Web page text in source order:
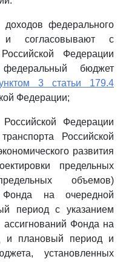
федерального
и согласовывают с
Федерации
бюджет
3 статьи 179.4
Федерации;
Федерации
Российской
развития
предельных
объемов)
Фонда на очередной
период с указанием
Фонда на
и плановый период и
установленных